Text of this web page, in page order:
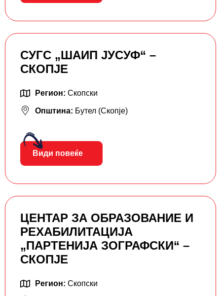
СУГС „ШАИП ЈУСУФ“ –
СКОПЈЕ
Регион: Скопски
Општина: Бутел (Скопје)
Види повеќе
ЦЕНТАР ЗА ОБРАЗОВАНИЕ И
РЕХАБИЛИТАЦИЈА
„ПАРТЕНИЈА ЗОГРАФСКИ“ –
СКОПЈЕ
Регион: Скопски